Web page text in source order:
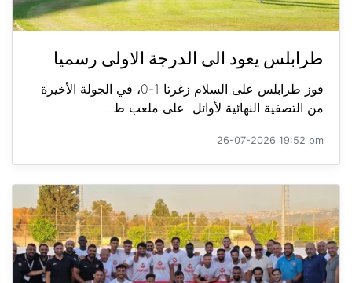
طرابلس يعود الى الدرجة الاولى رسميا
فوز طرابلس على السلام زغرتا 1-0، في الجولة الأخيرة
من التصفية النهائية لأوائل على ملعب ط...
26-07-2026 19:52 pm